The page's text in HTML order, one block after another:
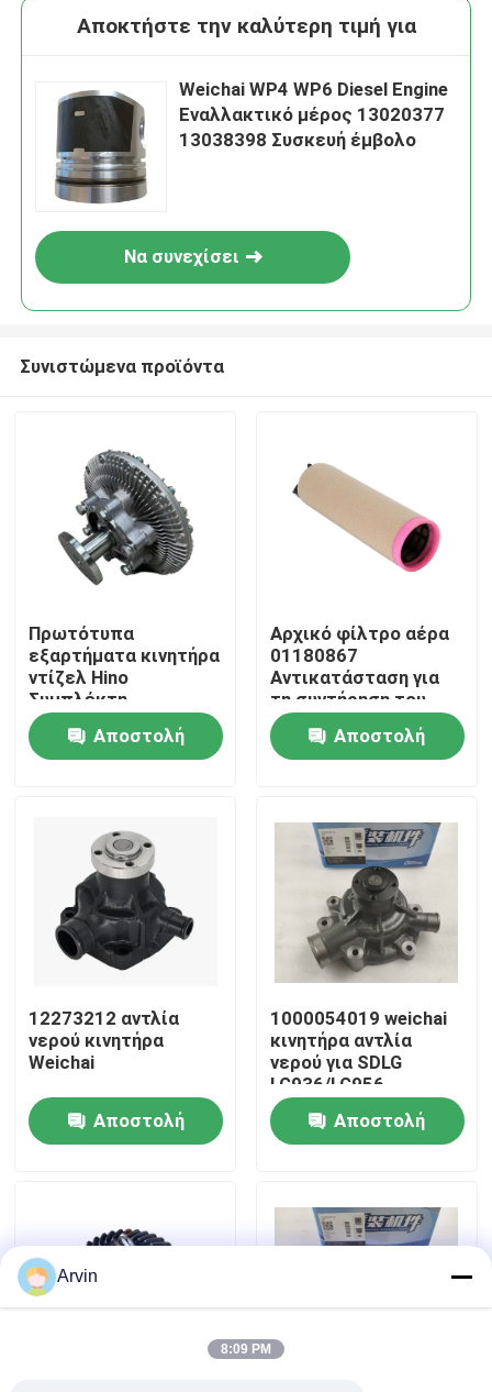
Αρχική Σελίδα
Σχετικά με εμάς
Γύρος εργοστασίων
Ποιοτικός έλεγχος
επαφή
Ζητήστε ένα απόσπασμα
Ανταλλακτικά Liugong
Αποκτήστε την καλύτερη τιμή για
Weichai WP4 WP6 Diesel Engine
Εναλλακτικό μέρος 13020377
13038398 Συσκευή έμβολο
Να συνεχίσει
Συνιστώμενα προϊόντα
Πρωτότυπα
εξαρτήματα κινητήρα
ντίζελ Hino
Συμπλέκτη
ανεμιστήρα 16250-
E0040 για μηχανές
κατασκευής
Αποστολή
Αρχικό φίλτρο αέρα
01180867
Αντικατάσταση για
τη συντήρηση του
κινητήρα ντίζελ
Deutz
Αποστολή
12273212 αντλία
νερού κινητήρα
Weichai
Αποστολή
1000054019 weichai
κινητήρα αντλία
νερού για SDLG
LG936/LG956
Αποστολή
Arvin
8:09 PM